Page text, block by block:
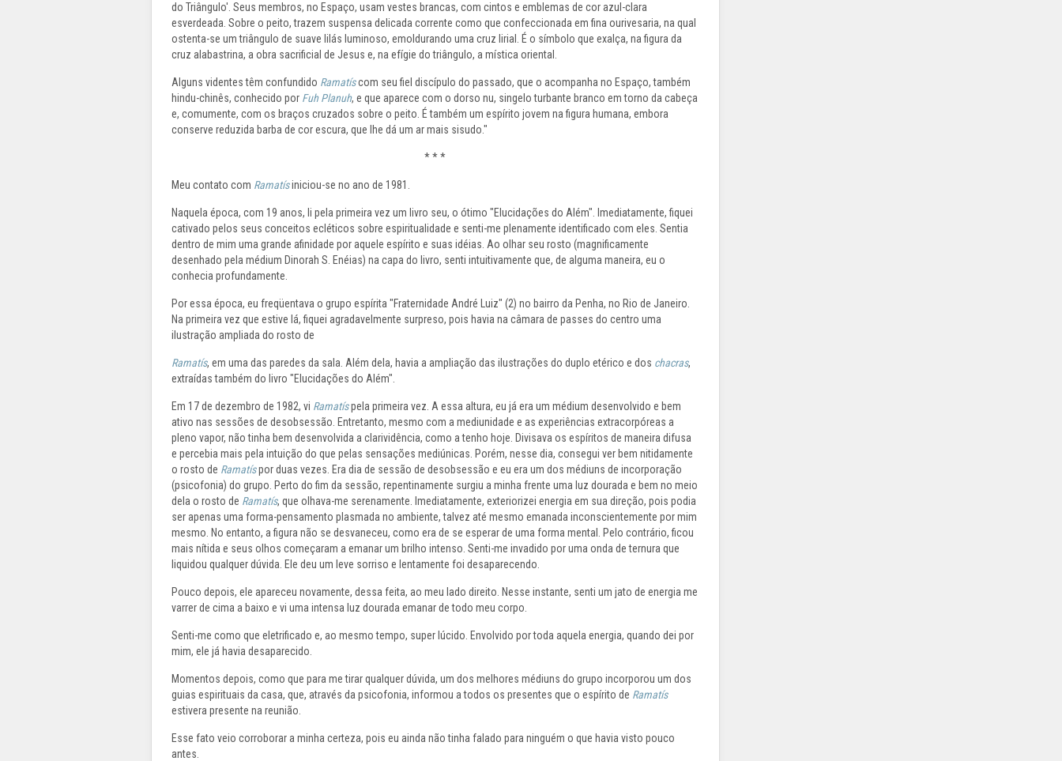
do Triângulo'. Seus membros, no Espaço, usam vestes brancas, com cintos e emblemas de cor azul-clara
esverdeada. Sobre o peito, trazem suspensa delicada corrente como que confeccionada em fina ourivesaria, na qual
ostenta-se um triângulo de suave lilás luminoso, emoldurando uma cruz lirial. É o símbolo que exalça, na figura da
cruz alabastrina, a obra sacrificial de Jesus e, na efígie do triângulo, a mística oriental.
Alguns videntes têm confundido Ramatíscom seu fiel discípulo do passado, que o acompanha no Espaço, também
hindu-chinês, conhecido por Fuh Planuh, e que aparece com o dorso nu, singelo turbante branco em torno da cabeça
e, comumente, com os braços cruzados sobre o peito. É também um espírito jovem na figura humana, embora
conserve reduzida barba de cor escura, que lhe dá um ar mais sisudo."
* * *
Meu contato com Ramatísiniciou-se no ano de 1981.
Naquela época, com 19 anos, li pela primeira vez um livro seu, o ótimo "Elucidações do Além". Imediatamente, fiquei
cativado pelos seus conceitos ecléticos sobre espiritualidade e senti-me plenamente identificado com eles. Sentia
dentro de mim uma grande afinidade por aquele espírito e suas idéias. Ao olhar seu rosto (magnificamente
desenhado pela médium Dinorah S. Enéias) na capa do livro, senti intuitivamente que, de alguma maneira, eu o
conhecia profundamente.
Por essa época, eu freqüentava o grupo espírita "Fraternidade André Luiz" (2) no bairro da Penha, no Rio de Janeiro.
Na primeira vez que estive lá, fiquei agradavelmente surpreso, pois havia na câmara de passes do centro uma
ilustração ampliada do rosto de
Ramatís, em uma das paredes da sala. Além dela, havia a ampliação das ilustrações do duplo etérico e dos chacras,
extraídas também do livro "Elucidações do Além".
Em 17 de dezembro de 1982, vi Ramatíspela primeira vez. A essa altura, eu já era um médium desenvolvido e bem
ativo nas sessões de desobsessão. Entretanto, mesmo com a mediunidade e as experiências extracorpóreas a
pleno vapor, não tinha bem desenvolvida a clarividência, como a tenho hoje. Divisava os espíritos de maneira difusa
e percebia mais pela intuição do que pelas sensações mediúnicas. Porém, nesse dia, consegui ver bem nitidamente
o rosto de Ramatíspor duas vezes. Era dia de sessão de desobsessão e eu era um dos médiuns de incorporação
(psicofonia) do grupo. Perto do fim da sessão, repentinamente surgiu a minha frente uma luz dourada e bem no meio
dela o rosto de Ramatís, que olhava-me serenamente. Imediatamente, exteriorizei energia em sua direção, pois podia
ser apenas uma forma-pensamento plasmada no ambiente, talvez até mesmo emanada inconscientemente por mim
mesmo. No entanto, a figura não se desvaneceu, como era de se esperar de uma forma mental. Pelo contrário, ficou
mais nítida e seus olhos começaram a emanar um brilho intenso. Senti-me invadido por uma onda de ternura que
liquidou qualquer dúvida. Ele deu um leve sorriso e lentamente foi desaparecendo.
Pouco depois, ele apareceu novamente, dessa feita, ao meu lado direito. Nesse instante, senti um jato de energia me
varrer de cima a baixo e vi uma intensa luz dourada emanar de todo meu corpo.
Senti-me como que eletrificado e, ao mesmo tempo, super lúcido. Envolvido por toda aquela energia, quando dei por
mim, ele já havia desaparecido.
Momentos depois, como que para me tirar qualquer dúvida, um dos melhores médiuns do grupo incorporou um dos
guias espirituais da casa, que, através da psicofonia, informou a todos os presentes que o espírito de Ramatís
estivera presente na reunião.
Esse fato veio corroborar a minha certeza, pois eu ainda não tinha falado para ninguém o que havia visto pouco
antes.